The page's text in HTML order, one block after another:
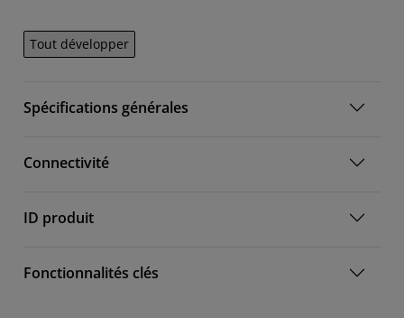
Tout développer
Spécifications générales
Connectivité
ID produit
Fonctionnalités clés